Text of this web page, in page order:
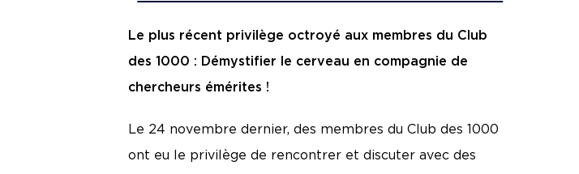
Le plus récent privilège octroyé aux membres du Club
des 1000 : Démystifier le cerveau en compagnie de
chercheurs émérites !
Le 24 novembre dernier, des membres du Club des 1000
ont eu le privilège de rencontrer et discuter avec des